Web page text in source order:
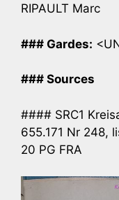
RIPAULT Marc
### Gardes:
### Sources
#### SRC1
655.171 Nr 248,
20 PG FRA